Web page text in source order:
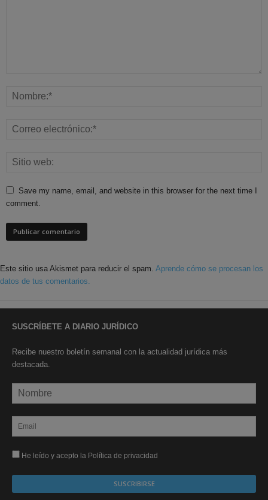
Save my name, email, and website in this browser for the next time I
comment.
Este sitio usa Akismet para reducir el spam. Aprende cómo se procesan los
datos de tus comentarios.
SUSCRÍBETE A DIARIO JURÍDICO
Recibe nuestro boletín semanal con la actualidad jurídica más
destacada.
He leído y acepto la Política de privacidad